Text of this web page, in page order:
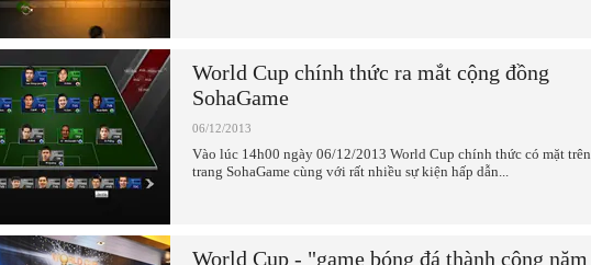
World Cup chính thức ra mắt cộng đồng
SohaGame
06/12/2013
Vào lúc 14h00 ngày 06/12/2013 World Cup chính thức có mặt trên
trang SohaGame cùng với rất nhiều sự kiện hấp dẫn...
World Cup - "game bóng đá thành công năm